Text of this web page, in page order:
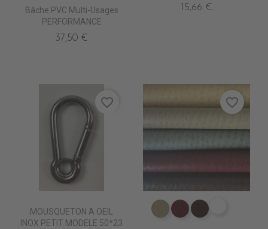
Bâche PVC Multi-Usages
PERFORMANCE
37,50 €
15,66 €
MOUSQUETON A OEIL
INOX PETIT MODELE 50*23
favorite_border
ER0560 FASS
ER0620 CLARET
ER0590
favorite_border